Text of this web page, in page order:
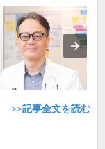
>>記事全文を読む